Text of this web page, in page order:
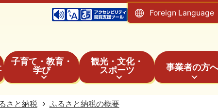
Foreign Language
子育て・教育・
学び
観光・文化・
スポーツ
事業者の方へ
さと納税
ふるさと納税の概要